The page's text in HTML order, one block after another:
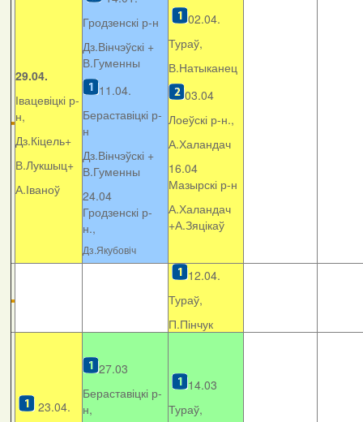
29.04.
Івацевіцкі р-
н,
Дз.Кіцель+
В.Лукшыц+
А.Іваноў
Гродзенскі р-н
Дз.Вінчэўскі +
В.Гуменны
11.04.
Бераставіцкі р-
н
Дз.Вінчэўскі +
В.Гуменны
24.04
Гродзенскі р-
н.,
Дз.Якубовіч
02.04.
Тураў,
В.Натыканец
03.04
Лоеўскі р-н.,
А.Халандач
16.04
Мазырскі р-н
А.Халандач
+А.Зяцікаў
12.04.
Тураў,
П.Пінчук
23.04.
27.03
Бераставіцкі р-
н,
14.03
Тураў,